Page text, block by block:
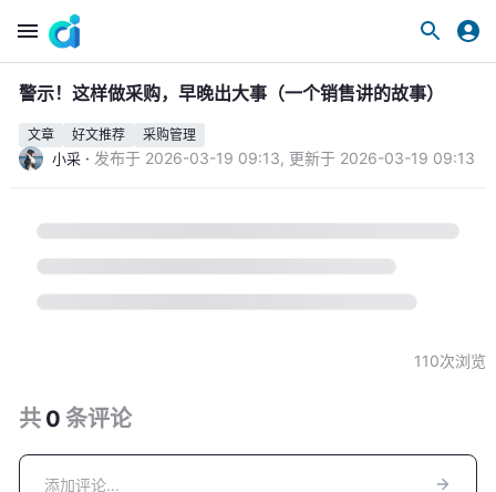
警示！这样做采购，早晚出大事（一个销售讲的故事）
文章 好文推荐 采购管理
小采 · 发布于 2026-03-19 09:13, 更新于 2026-03-19 09:13
110次浏览
共 0 条评论